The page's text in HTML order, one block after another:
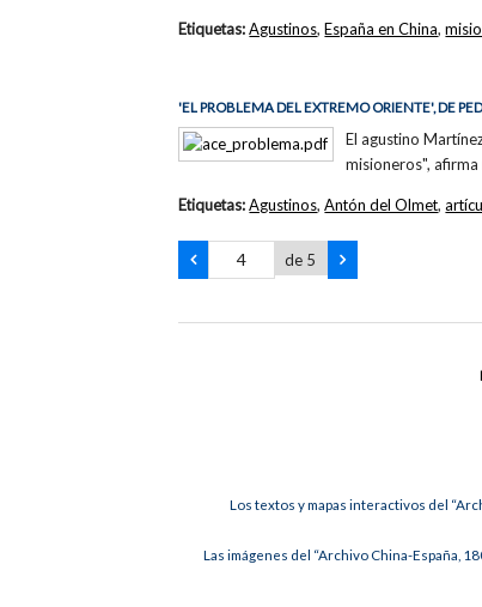
Etiquetas:Agustinos,España en China,
'EL PROBLEMA DEL EXTREMO ORIENTE', DE
El agustino
misioneros",
Etiquetas:Agustinos,Antón del Olmet,
de 5
Los textos y mapas interactivos del
Las imágenes del “Archivo China-España,